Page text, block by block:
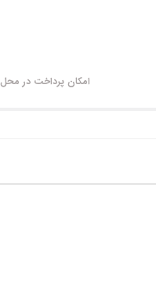
امکان پرداخت در محل